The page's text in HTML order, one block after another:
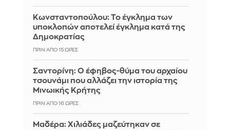
Κωνσταντοπούλου: Το έγκλημα των
υποκλοπών αποτελεί έγκλημα κατά της
Δημοκρατίας
ΠΡΙΝ ΑΠΌ 15 ΏΡΕΣ
Σαντορίνη: Ο έφηβος-θύμα του αρχαίου
τσουνάμι που αλλάζει την ιστορία της
Μινωικής Κρήτης
ΠΡΙΝ ΑΠΌ 16 ΏΡΕΣ
Μαδέρα: Χιλιάδες μαζεύτηκαν σε